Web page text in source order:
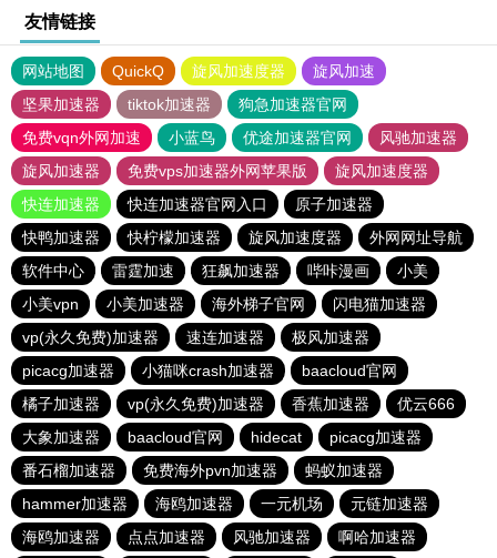
友情链接
网站地图 QuickQ 旋风加速度器
旋风加速
坚果加速器
tiktok加速器
狗急加速器官网
免费vqn外网加速
小蓝鸟 优途加速器官网
风驰加速器
旋风加速器
免费vps加速器外网苹果版
旋风加速度器
快连加速器
快连加速器官网入口
原子加速器
快鸭加速器
快柠檬加速器 旋风加速度器
外网网址导航
软件中心
雷霆加速 狂飙加速器 哔咔漫画
小美
小美vpn
小美加速器 海外梯子官网
闪电猫加速器
vp(永久免费)加速器
速连加速器
极风加速器
picacg加速器
小猫咪crash加速器
baacloud官网
橘子加速器
vp(永久免费)加速器 香蕉加速器
优云666
大象加速器
baacloud官网 hidecat
picacg加速器
番石榴加速器
免费海外pvn加速器
蚂蚁加速器
hammer加速器
海鸥加速器 一元机场
元链加速器
海鸥加速器
点点加速器 风驰加速器
啊哈加速器